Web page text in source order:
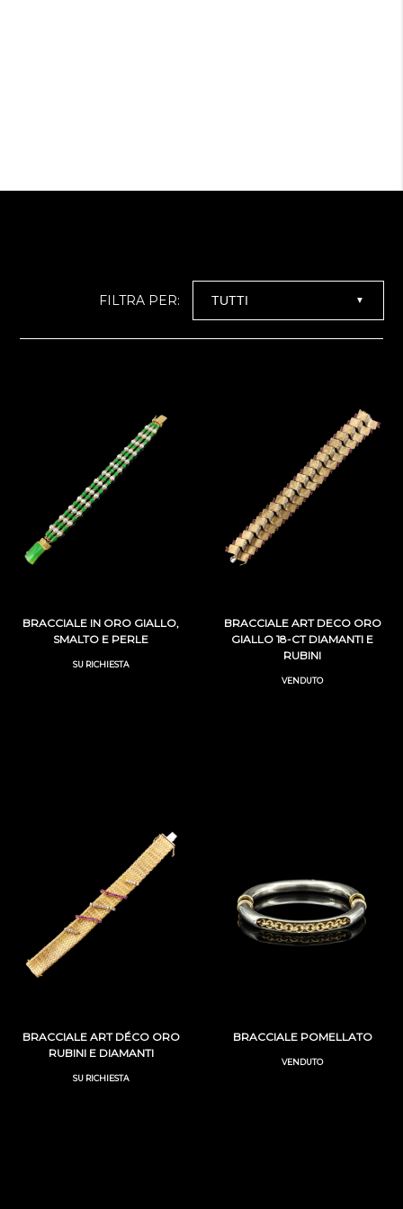
FILTRA PER: ▼
BRACCIALE IN ORO GIALLO,
SMALTO E PERLE
SU RICHIESTA
BRACCIALE ART DECO ORO
GIALLO 18-CT DIAMANTI E
RUBINI
VENDUTO
BRACCIALE ART DÉCO ORO
RUBINI E DIAMANTI
SU RICHIESTA
BRACCIALE POMELLATO
VENDUTO